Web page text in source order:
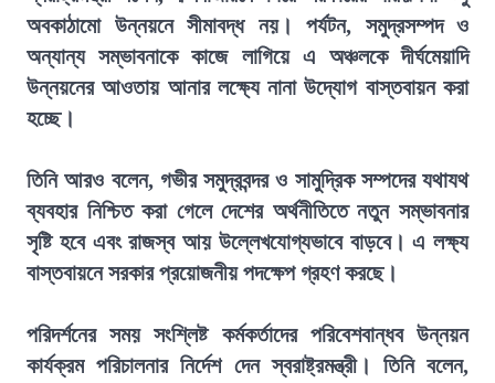
অবকাঠামো উন্নয়নে সীমাবদ্ধ নয়। পর্যটন, সমুদ্রসম্পদ ও
অন্যান্য সম্ভাবনাকে কাজে লাগিয়ে এ অঞ্চলকে দীর্ঘমেয়াদি
উন্নয়নের আওতায় আনার লক্ষ্যে নানা উদ্যোগ বাস্তবায়ন করা
হচ্ছে।
তিনি আরও বলেন, গভীর সমুদ্রবন্দর ও সামুদ্রিক সম্পদের যথাযথ
ব্যবহার নিশ্চিত করা গেলে দেশের অর্থনীতিতে নতুন সম্ভাবনার
সৃষ্টি হবে এবং রাজস্ব আয় উল্লেখযোগ্যভাবে বাড়বে। এ লক্ষ্য
বাস্তবায়নে সরকার প্রয়োজনীয় পদক্ষেপ গ্রহণ করছে।
পরিদর্শনের সময় সংশ্লিষ্ট কর্মকর্তাদের পরিবেশবান্ধব উন্নয়ন
কার্যক্রম পরিচালনার নির্দেশ দেন স্বরাষ্ট্রমন্ত্রী। তিনি বলেন,